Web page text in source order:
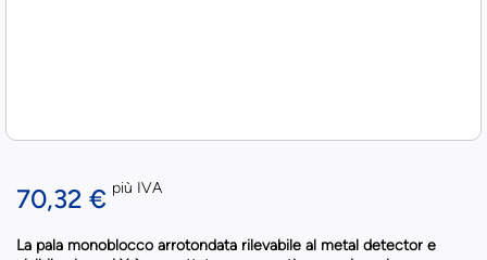
70,32 € più IVA
La pala monoblocco arrotondata rilevabile al metal detector e